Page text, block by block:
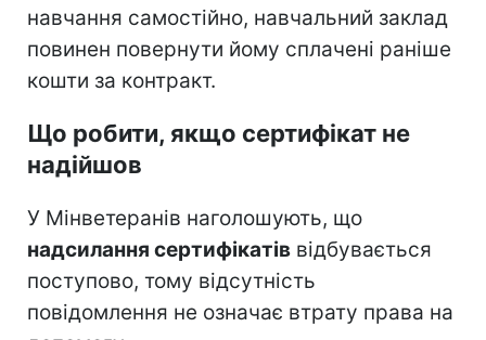
навчання самостійно, навчальний заклад
повинен повернути йому сплачені раніше
кошти за контракт.
Що робити, якщо сертифікат не
надійшов
У Мінветеранів наголошують, що
надсилання сертифікатів відбувається
поступово, тому відсутність
повідомлення не означає втрату права на